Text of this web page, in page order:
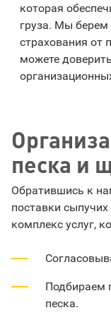
которая
груза. Мы берем
страхования от
можете
песка и
Обратившись к
поставки
комплекс услуг,
Подбираем
песка.